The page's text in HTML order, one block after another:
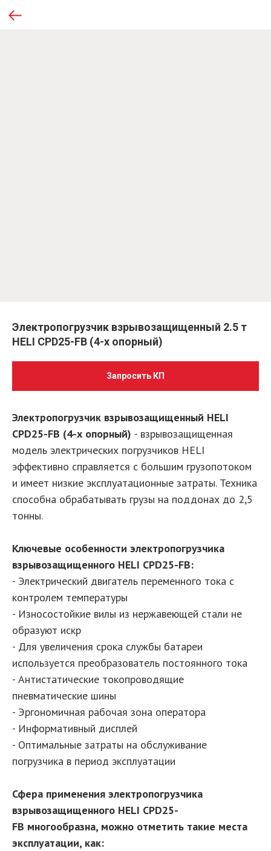
Электропогрузчик взрывозащищенный 2.5 т
HELI CPD25-FB (4-х опорный)
Запросить КП
Электропогрузчик взрывозащищенный HELI
CPD25-FB (4-х опорный) - взрывозащищенная
модель электрических погрузчиков HELI
эффективно справляется с большим грузопотоком
и имеет низкие эксплуатационные затраты. Техника
способна обрабатывать грузы на поддонах до 2,5
тонны.
Ключевые особенности электропогрузчика
взрывозащищенного HELI CPD25-FB:
- Электрический двигатель переменного тока с
контролем температуры
- Износостойкие вилы из нержавеющей стали не
образуют искр
- Для увеличения срока службы батареи
используется преобразователь постоянного тока
- Антистатические токопроводящие
пневматические шины
- Эргономичная рабочая зона оператора
- Информативный дисплей
- Оптимальные затраты на обслуживание
погрузчика в период эксплуатации
Сфера применения электропогрузчика
взрывозащищенного HELI CPD25-
FB многообразна, можно отметить такие места
эксплуатации, как: